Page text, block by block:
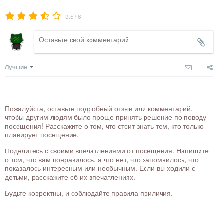
3.5 /6
Лучшие
Пожалуйста, оставьте подробный отзыв или комментарий,
чтобы другим людям было проще принять решение по поводу
посещения! Расскажите о том, что стоит знать тем, кто только
планирует посещение.
Поделитесь с своими впечатлениями от посещения. Напишите
о том, что вам понравилось, а что нет, что запомнилось, что
показалось интересным или необычным. Если вы ходили с
детьми, расскажите об их впечатлениях.
Будьте корректны, и соблюдайте правила приличия.